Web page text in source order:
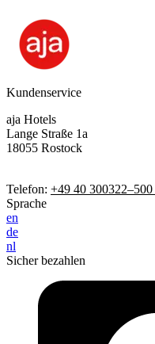
Kundenservice
aja Hotels
Lange Straße 1a
18055 Rostock
Telefon: +49 40 300322–500
Sprache
en
de
nl
Sicher bezahlen